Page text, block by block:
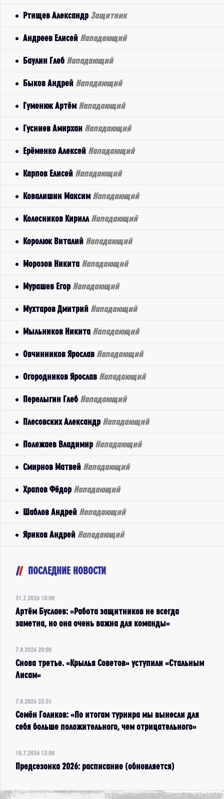
Ртищев Александр Защитник
Андреев Елисей Нападающий
Баулин Глеб Нападающий
Быков Андрей Нападающий
Гуменюк Артём Нападающий
Гусниев Амирхан Нападающий
Ерёменко Алексей Нападающий
Карпов Елисей Нападающий
Ковалишин Максим Нападающий
Колесников Кирилл Нападающий
Королюк Виталий Нападающий
Морозов Никита Нападающий
Мурашев Егор Нападающий
Мухтаров Дмитрий Нападающий
Мыльников Никита Нападающий
Овчинников Ярослав Нападающий
Огородников Ярослав Нападающий
Перелыгин Глеб Нападающий
Плесовских Александр Нападающий
Полежаев Владимир Нападающий
Смирнов Матвей Нападающий
Храпов Фёдор Нападающий
Шаблов Андрей Нападающий
Яриков Андрей Нападающий
ПОСЛЕДНИЕ НОВОСТИ
31.7.2026 10:00
Артём Буслаев: «Работа защитников не всегда
заметна, но она очень важна для команды»
7.8.2026 20:00
Снова третье. «Крылья Советов» уступили «Стальным
Лисам»
7.8.2026 23:31
Семён Голиков: «По итогам турнира мы вынесли для
себя больше положительного, чем отрицательного»
10.7.2026 13:00
Предсезонка 2026: расписание (обновляется)